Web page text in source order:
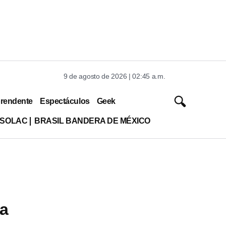
9 de agosto de 2026 | 02:45 a.m.
Espectáculos Geek
BRASIL BANDERA DE MÉXICO